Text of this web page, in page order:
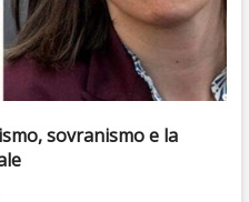
sovranismo e la